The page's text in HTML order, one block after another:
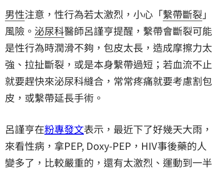
男性注意，性行為若太激烈，小心「繫帶斷裂 」
風險。 泌尿科醫師呂謹亨提醒，繫帶會斷裂可能
是性行為時潤滑不夠，包皮太長，造成摩擦力太
強、拉扯斷裂，或是本身繫帶過短；若血流不止
就要趕快來泌尿科縫合，常常疼痛就要考慮割包
皮，或繫帶延長手術。
呂謹亨在粉專發文表示，最近下了好幾天大雨，
來看性病，拿PEP, Doxy-PEP，HIV事後藥的人
變多了，比較嚴重的，還有太激烈、運動到一半